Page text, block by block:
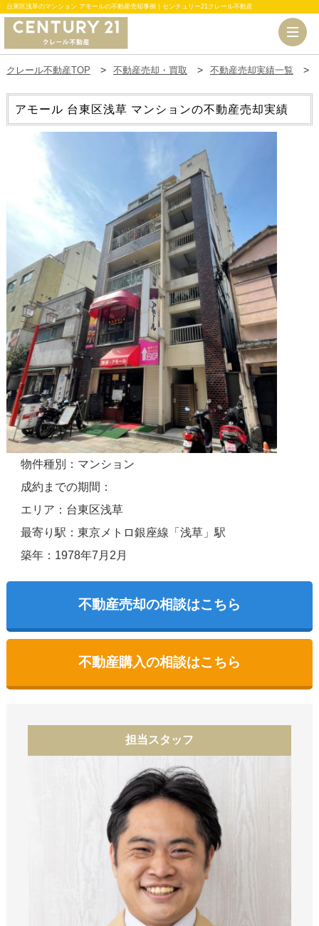
台東区浅草のマンション アモールの不動産売却事例｜センチュリー21クレール不動産
クレール不動産TOP 不動産売却・買取 不動産売却実績一覧
アモール 台東区浅草 マンションの不動産売却実績
物件種別：マンション
成約までの期間：
エリア：台東区浅草
最寄り駅：東京メトロ銀座線「浅草」駅
築年：1978年7月2月
不動産売却の相談はこちら
不動産購入の相談はこちら
担当スタッフ